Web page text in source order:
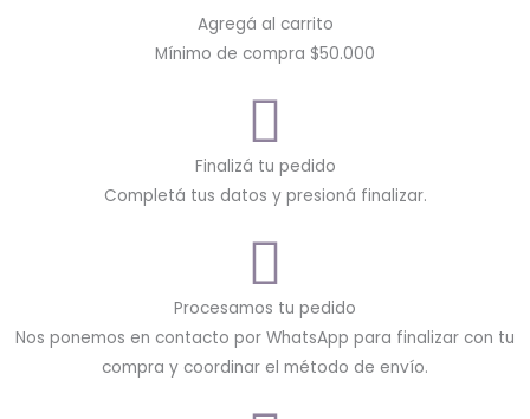
Agregá al carrito
Mínimo de compra $50.000
Finalizá tu pedido
Completá tus datos y presioná finalizar.
Procesamos tu pedido
Nos ponemos en contacto por WhatsApp para finalizar con tu
compra y coordinar el método de envío.